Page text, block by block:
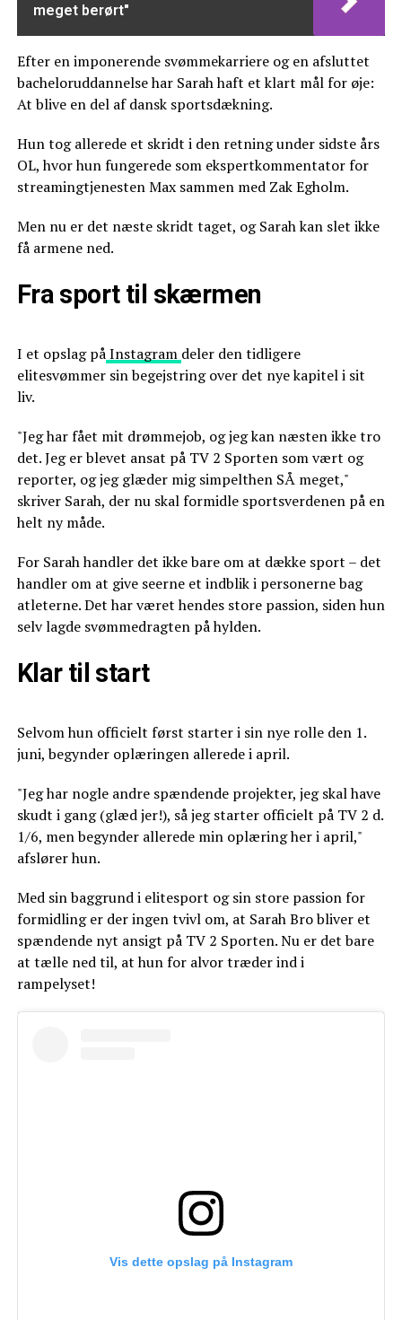
meget berørt"
Efter en imponerende svømmekarriere og en afsluttet
bacheloruddannelse har Sarah haft et klart mål for øje:
At blive en del af dansk sportsdækning.
Hun tog allerede et skridt i den retning under sidste års
OL, hvor hun fungerede som ekspertkommentator for
streamingtjenesten Max sammen med Zak Egholm.
Men nu er det næste skridt taget, og Sarah kan slet ikke
få armene ned.
Fra sport til skærmen
I et opslag påInstagram deler den tidligere
elitesvømmer sin begejstring over det nye kapitel i sit
liv.
"Jeg har fået mit drømmejob, og jeg kan næsten ikke tro
det. Jeg er blevet ansat på TV 2 Sporten som vært og
reporter, og jeg glæder mig simpelthen SÅ meget,"
skriver Sarah, der nu skal formidle sportsverdenen på en
helt ny måde.
For Sarah handler det ikke bare om at dække sport – det
handler om at give seerne et indblik i personerne bag
atleterne. Det har været hendes store passion, siden hun
selv lagde svømmedragten på hylden.
Klar til start
Selvom hun officielt først starter i sin nye rolle den 1.
juni, begynder oplæringen allerede i april.
"Jeg har nogle andre spændende projekter, jeg skal have
skudt i gang (glæd jer!), så jeg starter officielt på TV 2 d.
1/6, men begynder allerede min oplæring her i april,"
afslører hun.
Med sin baggrund i elitesport og sin store passion for
formidling er der ingen tvivl om, at Sarah Bro bliver et
spændende nyt ansigt på TV 2 Sporten. Nu er det bare
at tælle ned til, at hun for alvor træder ind i
rampelyset!
Vis dette opslag på Instagram